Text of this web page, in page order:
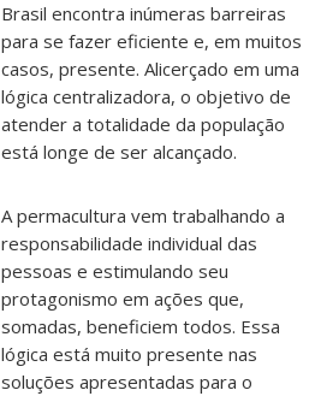
Brasil encontra inúmeras barreiras
para se fazer eficiente e, em muitos
casos, presente. Alicerçado em uma
lógica centralizadora, o objetivo de
atender a totalidade da população
está longe de ser alcançado.
A permacultura vem trabalhando a
responsabilidade individual das
pessoas e estimulando seu
protagonismo em ações que,
somadas, beneficiem todos. Essa
lógica está muito presente nas
soluções apresentadas para o